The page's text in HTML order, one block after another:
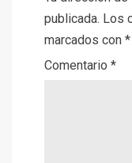
publicada. Los
marcados con *
Comentario *